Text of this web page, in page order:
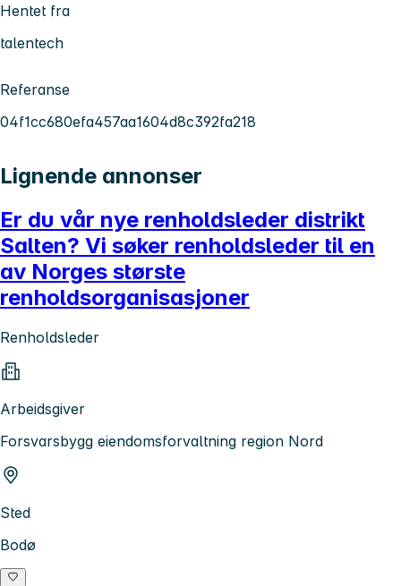
Hentet fra
talentech
Referanse
04f1cc680efa457aa1604d8c392fa218
Lignende annonser
Er du vår nye renholdsleder distrikt
Salten? Vi søker renholdsleder til en
av Norges største
renholdsorganisasjoner
Renholdsleder
Arbeidsgiver
Forsvarsbygg eiendomsforvaltning region Nord
Sted
Bodø